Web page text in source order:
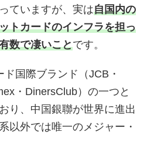
ていますが、実は自国内の
トカードのインフラを担っ
数で凄いことです。
国際ブランド（JCB・
・DinersClub）の一つと
り、中国銀聯が世界に進出
以外では唯一のメジャー・